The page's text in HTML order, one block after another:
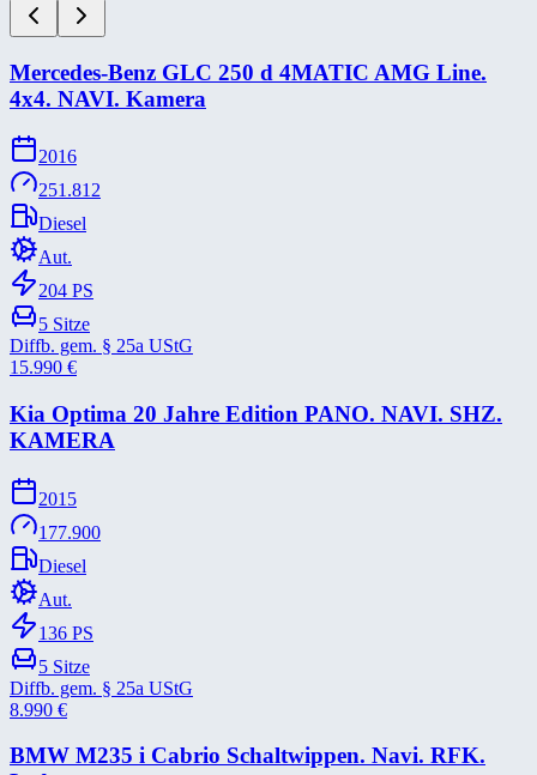
Mercedes-​Benz GLC 250 d 4MATIC AMG Line.
4x4. NAVI. Kamera
2016
251.812
Diesel
Aut.
204 PS
5 Sitze
Diffb. gem. § 25a UStG
15.990 €
Kia Optima 20 Jahre Edition PANO. NAVI. SHZ.
KAMERA
2015
177.900
Diesel
Aut.
136 PS
5 Sitze
Diffb. gem. § 25a UStG
8.990 €
BMW M235 i Cabrio Schaltwippen. Navi. RFK.